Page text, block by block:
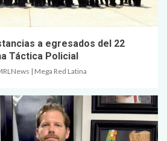
a egresados del 22
Táctica Policial
| Mega Red Latina